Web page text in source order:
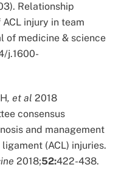
Relationship
injury in team
of medicine & science
j.1600-
, et al 2018
consensus
and management
(ACL) injuries.
2018;52:422-438.